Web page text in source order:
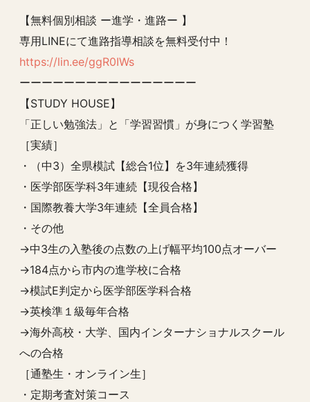
【無料個別相談 ー進学・進路ー 】
専用LINEにて進路指導相談を無料受付中！
https://lin.ee/ggR0IWs
ーーーーーーーーーーーーーーーー
【STUDY HOUSE】
「正しい勉強法」と「学習習慣」が身につく学習塾
［実績］
・（中3）全県模試【総合1位】を3年連続獲得
・医学部医学科3年連続【現役合格】
・国際教養大学3年連続【全員合格】
・その他
→中3生の入塾後の点数の上げ幅平均100点オーバー
→184点から市内の進学校に合格
→模試E判定から医学部医学科合格
→英検準１級毎年合格
→海外高校・大学、国内インターナショナルスクール
への合格
［通塾生・オンライン生］
・定期考査対策コース